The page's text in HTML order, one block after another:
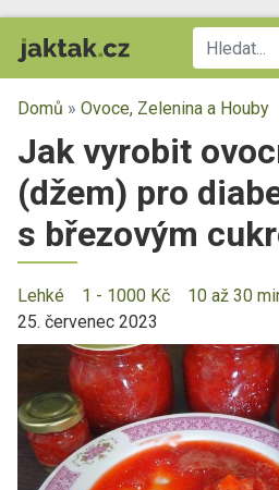
Domů » Ovoce, Zelenina a Houby
Jak vyrobit
(džem) pro
s březovým
Lehké 1 - 1000 Kč
10 až 30
25. červenec 2023